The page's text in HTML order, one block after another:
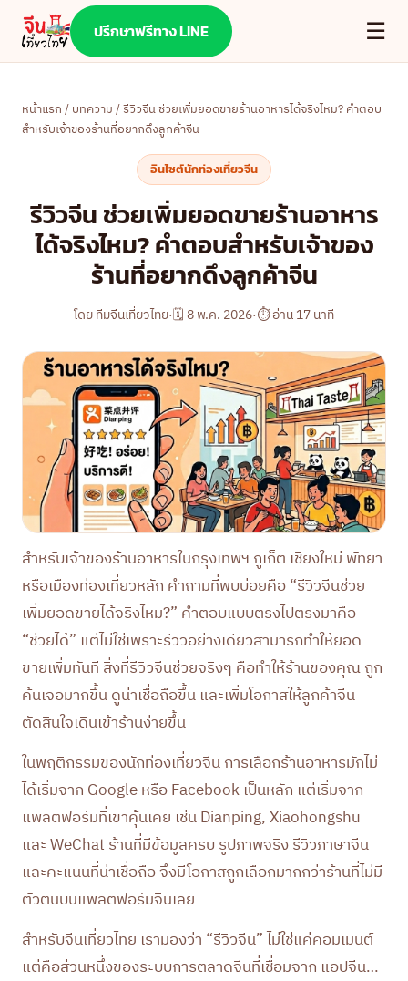
ปรึกษาฟรีทาง LINE ☰
หน้าแรก/บทความ/ รีวิวจีน ช่วยเพิ่มยอดขายร้านอาหารได้จริงไหม? คำตอบ
สำหรับเจ้าของร้านที่อยากดึงลูกค้าจีน
อินไซต์นักท่องเที่ยวจีน
รีวิวจีน ช่วยเพิ่มยอดขายร้านอาหาร
ได้จริงไหม? คำตอบสำหรับเจ้าของ
ร้านที่อยากดึงลูกค้าจีน
โดย ทีมจีนเที่ยวไทย·🗓 8 พ.ค. 2026·⏱ อ่าน 17 นาที
สำหรับเจ้าของร้านอาหารในกรุงเทพฯ ภูเก็ต เชียงใหม่ พัทยา
หรือเมืองท่องเที่ยวหลัก คำถามที่พบบ่อยคือ “รีวิวจีนช่วย
เพิ่มยอดขายได้จริงไหม?” คำตอบแบบตรงไปตรงมาคือ
“ช่วยได้” แต่ไม่ใช่เพราะรีวิวอย่างเดียวสามารถทำให้ยอด
ขายเพิ่มทันที สิ่งที่รีวิวจีนช่วยจริงๆ คือทำให้ร้านของคุณ ถูก
ค้นเจอมากขึ้น ดูน่าเชื่อถือขึ้น และเพิ่มโอกาสให้ลูกค้าจีน
ตัดสินใจเดินเข้าร้านง่ายขึ้น
ในพฤติกรรมของนักท่องเที่ยวจีน การเลือกร้านอาหารมักไม่
ได้เริ่มจาก Google หรือ Facebook เป็นหลัก แต่เริ่มจาก
แพลตฟอร์มที่เขาคุ้นเคย เช่น Dianping, Xiaohongshu
และ WeChat ร้านที่มีข้อมูลครบ รูปภาพจริง รีวิวภาษาจีน
และคะแนนที่น่าเชื่อถือ จึงมีโอกาสถูกเลือกมากกว่าร้านที่ไม่มี
ตัวตนบนแพลตฟอร์มจีนเลย
สำหรับจีนเที่ยวไทย เรามองว่า “รีวิวจีน” ไม่ใช่แค่คอมเมนต์
แต่คือส่วนหนึ่งของระบบการตลาดจีนที่เชื่อมจาก แอปจีน…